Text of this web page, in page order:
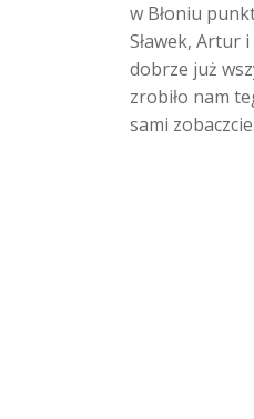
w Błoniu
Sławek, Artur
dobrze już
zrobiło nam
sami zobaczcie.